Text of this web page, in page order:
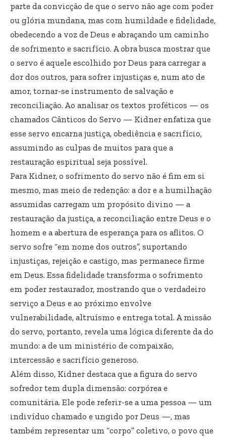
parte da convicção de que o servo não age com poder
ou glória mundana, mas com humildade e fidelidade,
obedecendo a voz de Deus e abraçando um caminho
de sofrimento e sacrifício. A obra busca mostrar que
o servo é aquele escolhido por Deus para carregar a
dor dos outros, para sofrer injustiças e, num ato de
amor, tornar-se instrumento de salvação e
reconciliação. Ao analisar os textos proféticos — os
chamados Cânticos do Servo — Kidner enfatiza que
esse servo encarna justiça, obediência e sacrifício,
assumindo as culpas de muitos para que a
restauração espiritual seja possível.
Para Kidner, o sofrimento do servo não é fim em si
mesmo, mas meio de redenção: a dor e a humilhação
assumidas carregam um propósito divino — a
restauração da justiça, a reconciliação entre Deus e o
homem e a abertura de esperança para os aflitos. O
servo sofre “em nome dos outros”, suportando
injustiças, rejeição e castigo, mas permanece firme
em Deus. Essa fidelidade transforma o sofrimento
em poder restaurador, mostrando que o verdadeiro
serviço a Deus e ao próximo envolve
vulnerabilidade, altruísmo e entrega total. A missão
do servo, portanto, revela uma lógica diferente da do
mundo: a de um ministério de compaixão,
intercessão e sacrifício generoso.
Além disso, Kidner destaca que a figura do servo
sofredor tem dupla dimensão: corpórea e
comunitária. Ele pode referir-se a uma pessoa — um
indivíduo chamado e ungido por Deus —, mas
também representar um “corpo” coletivo, o povo que